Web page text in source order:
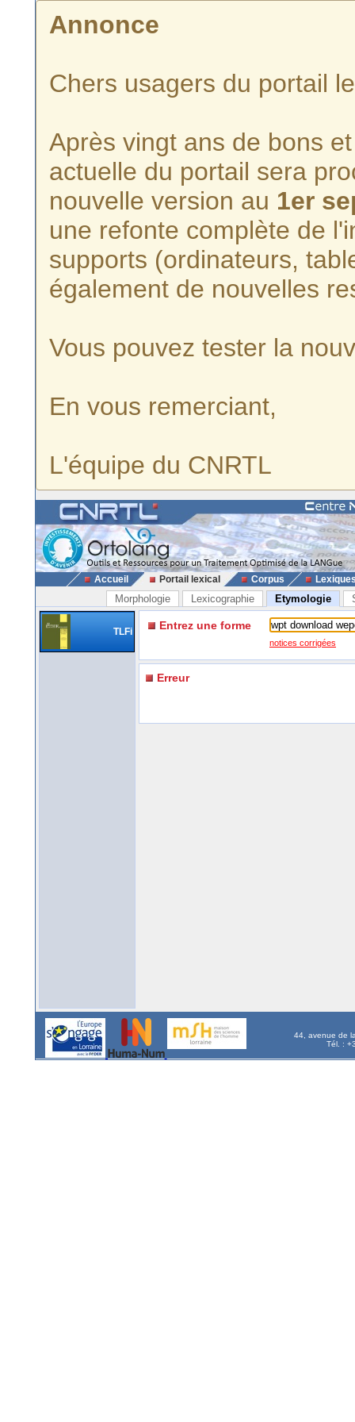
Annonce
Chers usagers du portail
Après vingt ans de bons
actuelle du portail sera
nouvelle version au 1er
une refonte complète de
supports (ordinateurs,
également de nouvelles
Vous pouvez tester la
En vous remerciant,
L'équipe du CNRTL
Accueil Portail lexical Corpus
Morphologie Lexicographie Etymologie
TLFi Entrez une forme
notices corrigées
Erreur
44, avenue de
Tél. :